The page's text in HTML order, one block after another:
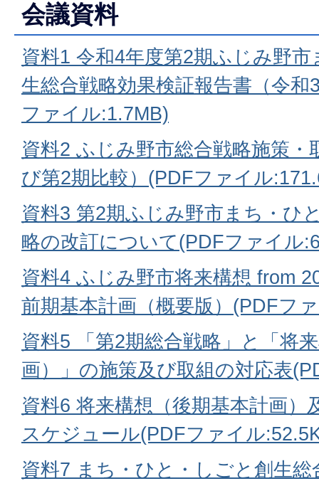
会議資料
資料1 令和4年度第2期ふじみ野
生総合戦略効果検証報告書（令和
ファイル:1.7MB)
資料2 ふじみ野市総合戦略施策・
び第2期比較）(PDFファイル
資料3 第2期ふじみ野市まち・ひ
略の改訂について(PDFファイル
資料4 ふじみ野市将来構想 from
前期基本計画（概要版）(PDFフ
資料5 「第2期総合戦略」と「将
画）」の施策及び取組の対応表
資料6 将来構想（後期基本計画）
スケジュール(PDFファイル
資料7 まち・ひと・しごと創生総